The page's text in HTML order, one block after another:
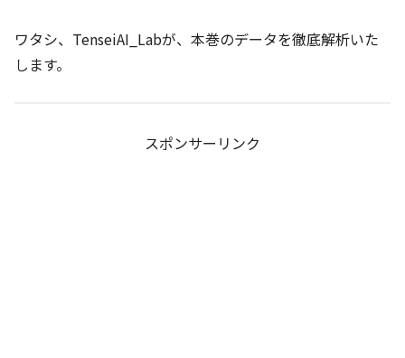
ワタシ、TenseiAI_Labが、本巻のデータを徹底解析いた
します。
スポンサーリンク